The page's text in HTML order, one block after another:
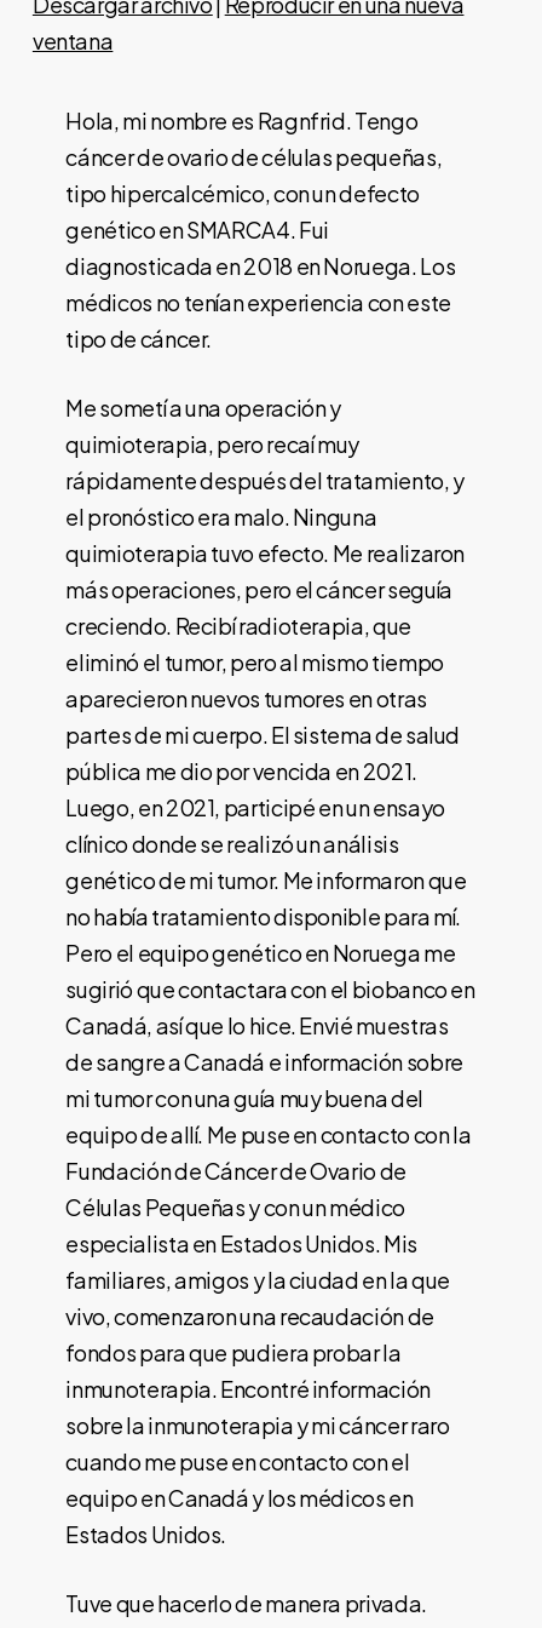
ventana
Hola, mi nombre es Ragnfrid. Tengo
cáncer de ovario de células pequeñas,
tipo hipercalcémico, con un defecto
genético en SMARCA4. Fui
diagnosticada en 2018 en Noruega. Los
médicos no tenían experiencia con este
tipo de cáncer.
Me sometí a una operación y
quimioterapia, pero recaí muy
rápidamente después del tratamiento, y
el pronóstico era malo. Ninguna
quimioterapia tuvo efecto. Me realizaron
más operaciones, pero el cáncer seguía
creciendo. Recibí radioterapia, que
eliminó el tumor, pero al mismo tiempo
aparecieron nuevos tumores en otras
partes de mi cuerpo. El sistema de salud
pública me dio por vencida en 2021.
Luego, en 2021, participé en un ensayo
clínico donde se realizó un análisis
genético de mi tumor. Me informaron que
no había tratamiento disponible para mí.
Pero el equipo genético en Noruega me
sugirió que contactara con el biobanco en
Canadá, así que lo hice. Envié muestras
de sangre a Canadá e información sobre
mi tumor con una guía muy buena del
equipo de allí. Me puse en contacto con la
Fundación de Cáncer de Ovario de
Células Pequeñas y con un médico
especialista en Estados Unidos. Mis
familiares, amigos y la ciudad en la que
vivo, comenzaron una recaudación de
fondos para que pudiera probar la
inmunoterapia. Encontré información
sobre la inmunoterapia y mi cáncer raro
cuando me puse en contacto con el
equipo en Canadá y los médicos en
Estados Unidos.
Tuve que hacerlo de manera privada.